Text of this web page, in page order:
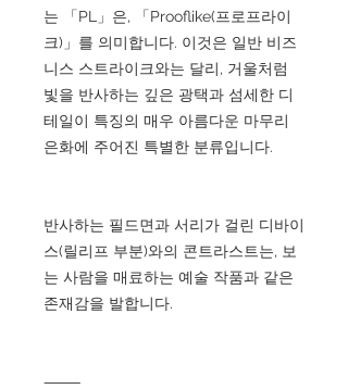
는 「PL」은, 「Prooflike(프로프라이
크)」를 의미합니다. 이것은 일반 비즈
니스 스트라이크와는 달리, 거울처럼
빛을 반사하는 깊은 광택과 섬세한 디
테일이 특징의 매우 아름다운 마무리
은화에 주어진 특별한 분류입니다.
반사하는 필드면과 서리가 걸린 디바이
스(릴리프 부분)와의 콘트라스트는, 보
는 사람을 매료하는 예술 작품과 같은
존재감을 발합니다.
⸻